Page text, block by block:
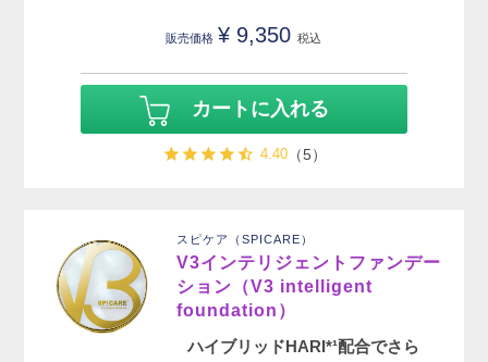
販売価格 ¥ 9,350 税込
カートに入れる
4.40（5）
スピケア（SPICARE）
V3インテリジェントファンデー
ション（V3 intelligent
foundation）
ハイブリッドHARI*¹配合でさら